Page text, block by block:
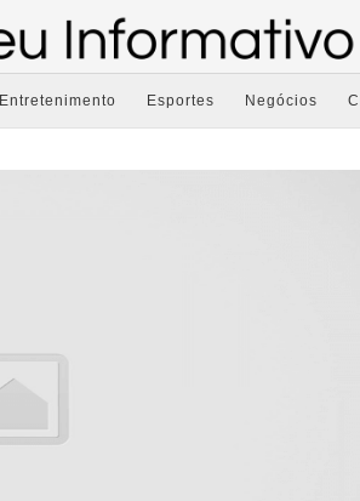
Entretenimento Esportes Negócios